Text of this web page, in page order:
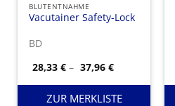
BLUTENTNAHME
Vacutainer Safety-Lock
BD
28,33€ – 37,96€Preisspanne:
28,33 €
bis
37,96 €
ZUR MERKLISTE